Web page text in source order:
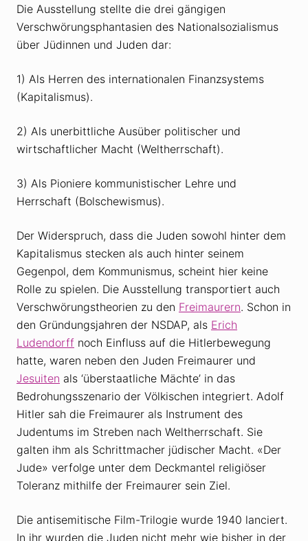
Die Ausstellung stellte die drei gängigen
Verschwörungsphantasien des Nationalsozialismus
über Jüdinnen und Juden dar:
1) Als Herren des internationalen Finanzsystems
(Kapitalismus).
2) Als unerbittliche Ausüber politischer und
wirtschaftlicher Macht (Weltherrschaft).
3) Als Pioniere kommunistischer Lehre und
Herrschaft (Bolschewismus).
Der Widerspruch, dass die Juden sowohl hinter dem
Kapitalismus stecken als auch hinter seinem
Gegenpol, dem Kommunismus, scheint hier keine
Rolle zu spielen. Die Ausstellung transportiert auch
Verschwörungstheorien zu den Freimaurern. Schon in
den Gründungsjahren der NSDAP, als Erich
Ludendorff noch Einfluss auf die Hitlerbewegung
hatte, waren neben den Juden Freimaurer und
Jesuiten als ‘überstaatliche Mächte’ in das
Bedrohungsszenario der Völkischen integriert. Adolf
Hitler sah die Freimaurer als Instrument des
Judentums im Streben nach Weltherrschaft. Sie
galten ihm als Schrittmacher jüdischer Macht. «Der
Jude» verfolge unter dem Deckmantel religiöser
Toleranz mithilfe der Freimaurer sein Ziel.
Die antisemitische Film-Trilogie wurde 1940 lanciert.
In ihr wurden die Juden nicht mehr wie bisher in der